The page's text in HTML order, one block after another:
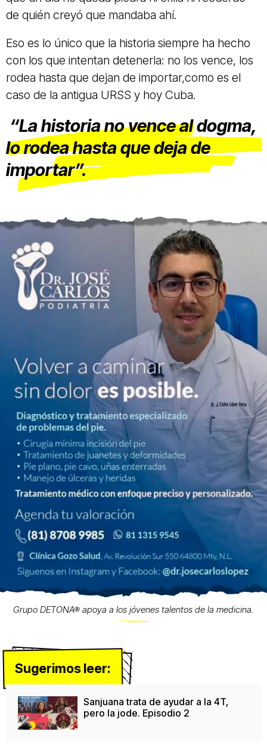
de quién creyó que mandaba ahí.
Eso es lo único que la historia siempre ha hecho
con los que intentan detenerla: no los vence, los
rodea hasta que dejan de importar,como es el
caso de la antigua URSS y hoy Cuba.
“La historia no vence al dogma,
lo rodea hasta que deja de
importar”.
Grupo DETONA® apoya a los jóvenes talentos de la medicina.
Sugerimos leer:
Sanjuana trata de ayudar a la 4T,
pero la jode. Episodio 2